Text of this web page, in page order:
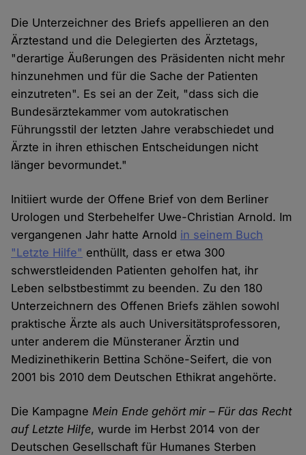
Die Unterzeichner des Briefs appellieren an den
Ärztestand und die Delegierten des Ärztetags,
"derartige Äußerungen des Präsidenten nicht mehr
hinzunehmen und für die Sache der Patienten
einzutreten". Es sei an der Zeit, "dass sich die
Bundesärztekammer vom autokratischen
Führungsstil der letzten Jahre verabschiedet und
Ärzte in ihren ethischen Entscheidungen nicht
länger bevormundet."
Initiiert wurde der Offene Brief von dem Berliner
Urologen und Sterbehelfer Uwe-Christian Arnold. Im
vergangenen Jahr hatte Arnold in seinem Buch
"Letzte Hilfe" enthüllt, dass er etwa 300
schwerstleidenden Patienten geholfen hat, ihr
Leben selbstbestimmt zu beenden. Zu den 180
Unterzeichnern des Offenen Briefs zählen sowohl
praktische Ärzte als auch Universitätsprofessoren,
unter anderem die Münsteraner Ärztin und
Medizinethikerin Bettina Schöne-Seifert, die von
2001 bis 2010 dem Deutschen Ethikrat angehörte.
Die KampagneMein Ende gehört mir – Für das Recht
auf Letzte Hilfe, wurde im Herbst 2014 von der
Deutschen Gesellschaft für Humanes Sterben